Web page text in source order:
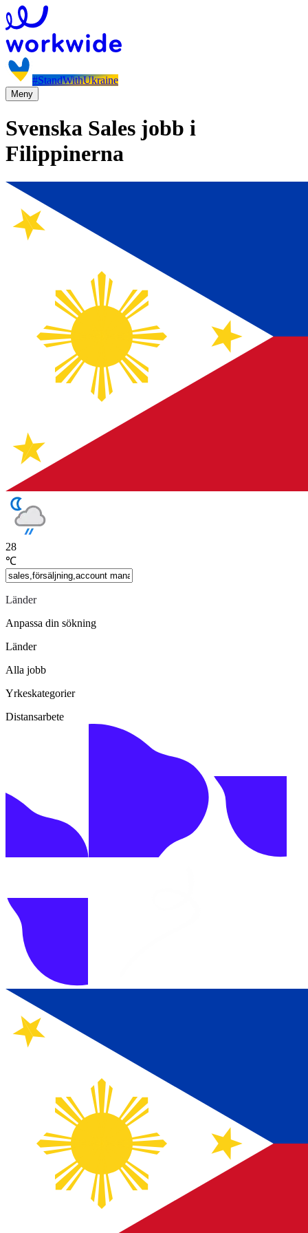
#StandWithUkraine
Meny
Svenska Sales jobb i
Filippinerna
28
℃
Länder
Anpassa din sökning
Länder
Alla jobb
Yrkeskategorier
Distansarbete